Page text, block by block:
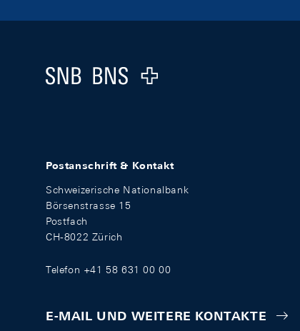
Logo
Postanschrift & Kontakt
Schweizerische Nationalbank
Börsenstrasse 15
Postfach
CH-8022 Zürich
Telefon +41 58 631 00 00
E-MAIL UND WEITERE KONTAKTE